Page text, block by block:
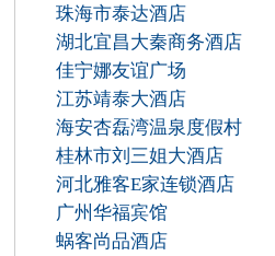
珠海市泰达酒店
湖北宜昌大秦商务酒店
佳宁娜友谊广场
江苏靖泰大酒店
海安杏磊湾温泉度假村
桂林市刘三姐大酒店
河北雅客E家连锁酒店
广州华福宾馆
蜗客尚品酒店